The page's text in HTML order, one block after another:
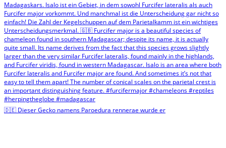
🇩🇪 Dieser Gecko namens Paroedura rennerae wurde er